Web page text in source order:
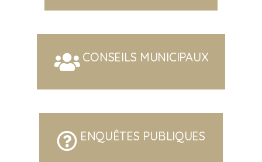
CONSEILS MUNICIPAUX
ENQUÊTES PUBLIQUES